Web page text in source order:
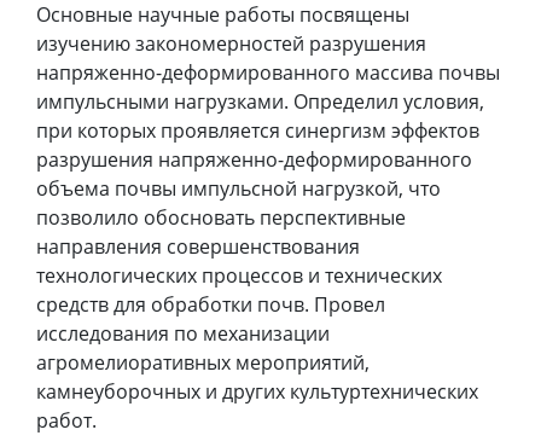
Основные научные работы посвящены
изучению закономерностей разрушения
напряженно-деформированного массива почвы
импульсными нагрузками. Определил условия,
при которых проявляется синергизм эффектов
разрушения напряженно-деформированного
объема почвы импульсной нагрузкой, что
позволило обосновать перспективные
направления совершенствования
технологических процессов и технических
средств для обработки почв. Провел
исследования по механизации
агромелиоративных мероприятий,
камнеуборочных и других культуртехнических
работ.